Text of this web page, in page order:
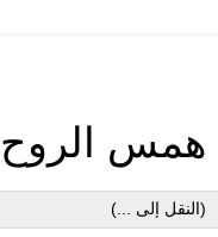
همس الروح